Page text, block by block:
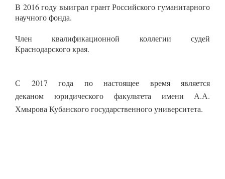
В 2016 году выиграл грант Российского гуманитарного
научного фонда.
Член квалификационной коллегии судей
Краснодарского края.
С 2017 года по настоящее время является
деканом юридического факультета имени А.А.
Хмырова Кубанского государственного университета.